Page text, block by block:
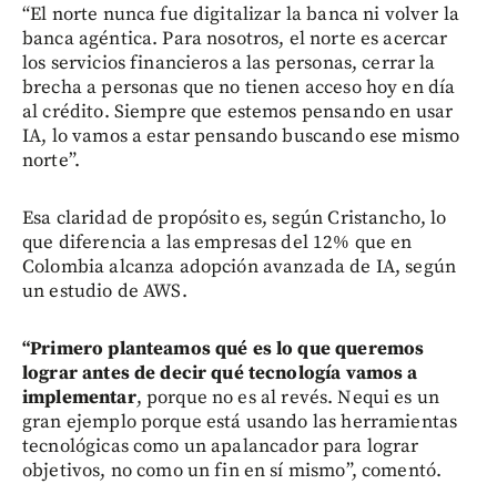
“El norte nunca fue digitalizar la banca ni volver la
banca agéntica. Para nosotros, el norte es acercar
los servicios financieros a las personas, cerrar la
brecha a personas que no tienen acceso hoy en día
al crédito. Siempre que estemos pensando en usar
IA, lo vamos a estar pensando buscando ese mismo
norte”.
Esa claridad de propósito es, según Cristancho, lo
que diferencia a las empresas del 12% que en
Colombia alcanza adopción avanzada de IA, según
un estudio de AWS.
“Primero planteamos qué es lo que queremos
lograr antes de decir qué tecnología vamos a
implementar, porque no es al revés. Nequi es un
gran ejemplo porque está usando las herramientas
tecnológicas como un apalancador para lograr
objetivos, no como un fin en sí mismo”, comentó.